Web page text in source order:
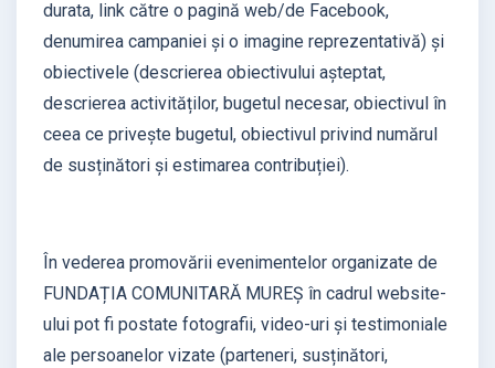
durata, link către o pagină web/de Facebook,
denumirea campaniei și o imagine reprezentativă) și
obiectivele (descrierea obiectivului așteptat,
descrierea activităților, bugetul necesar, obiectivul în
ceea ce privește bugetul, obiectivul privind numărul
de susținători și estimarea contribuției).
În vederea promovării evenimentelor organizate de
FUNDAȚIA COMUNITARĂ MUREȘ în cadrul website-
ului pot fi postate fotografii, video-uri și testimoniale
ale persoanelor vizate (parteneri, susținători,